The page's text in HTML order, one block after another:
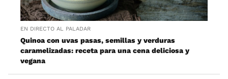
EN DIRECTO AL PALADAR
Quinoa con uvas pasas, semillas y verduras
caramelizadas: receta para una cena deliciosa y
vegana